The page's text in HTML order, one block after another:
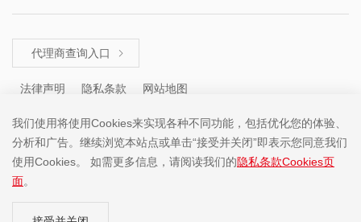
代理商查询入口 
法律声明 隐私条款 网站地图
咨询热线 ： +86 (755) 8671 5143
我们使用将使用Cookies来实现各种不同功能，包括优化您的体验、
分析和广告。继续浏览本站点或单击“接受并关闭”即表示您同意我们
使用Cookies。 如需更多信息，请阅读我们的隐私条款Cookies页
面。